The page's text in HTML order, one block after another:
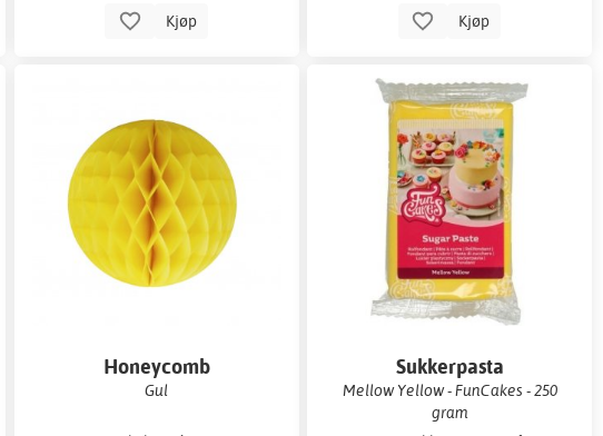
Kjøp Kjøp
Honeycomb
Gul
Sukkerpasta
Mellow Yellow - FunCakes - 250
gram